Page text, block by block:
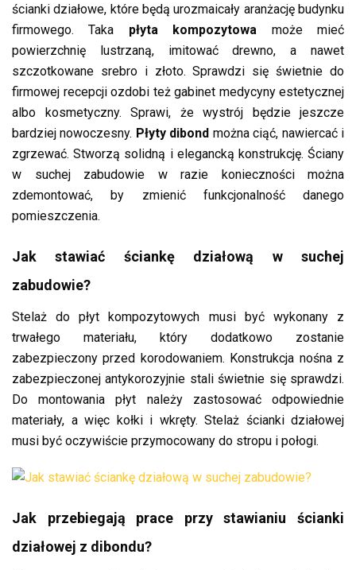
ścianki działowe, które będą urozmaicały aranżację budynku
firmowego. Taka płyta kompozytowa może mieć
powierzchnię lustrzaną, imitować drewno, a nawet
szczotkowane srebro i złoto. Sprawdzi się świetnie do
firmowej recepcji ozdobi też gabinet medycyny estetycznej
albo kosmetyczny. Sprawi, że wystrój będzie jeszcze
bardziej nowoczesny. Płyty dibond można ciąć, nawiercać i
zgrzewać. Stworzą solidną i elegancką konstrukcję. Ściany
w suchej zabudowie w razie konieczności można
zdemontować, by zmienić funkcjonalność danego
pomieszczenia.
Jak stawiać ściankę działową w suchej
zabudowie?
Stelaż do płyt kompozytowych musi być wykonany z
trwałego materiału, który dodatkowo zostanie
zabezpieczony przed korodowaniem. Konstrukcja nośna z
zabezpieczonej antykorozyjnie stali świetnie się sprawdzi.
Do montowania płyt należy zastosować odpowiednie
materiały, a więc kołki i wkręty. Stelaż ścianki działowej
musi być oczywiście przymocowany do stropu i połogi.
Jak przebiegają prace przy stawianiu ścianki
działowej z dibondu?